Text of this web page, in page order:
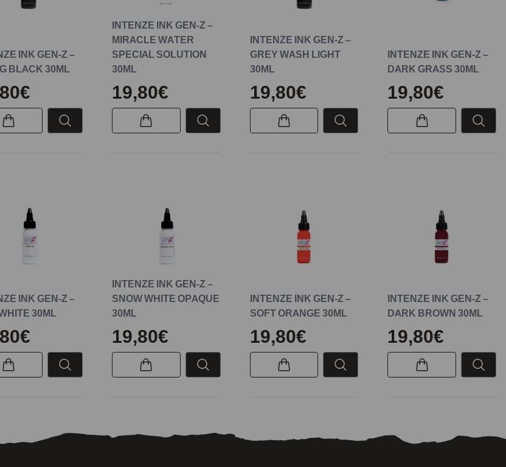
INK GEN-Z –
BLACK 30ML
INTENZE INK GEN-Z –
MIRACLE WATER
SPECIAL SOLUTION
30ML
19,80€
INTENZE INK GEN-Z –
GREY WASH LIGHT
30ML
19,80€
INTENZE INK GEN-Z –
DARK GRASS 30ML
19,80€
INK GEN-Z –
30ML
INTENZE INK GEN-Z –
SNOW WHITE OPAQUE
30ML
19,80€
INTENZE INK GEN-Z –
SOFT ORANGE 30ML
19,80€
INTENZE INK GEN-Z –
DARK BROWN 30ML
19,80€